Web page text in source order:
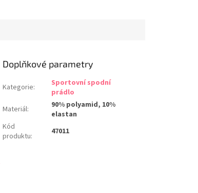
Doplňkové parametry
Kategorie:
Sportovní spodní
prádlo
Materiál:
90% polyamid, 10%
elastan
Kód
produktu: 47011